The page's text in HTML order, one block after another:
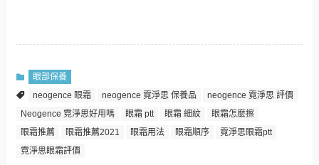
眼部保養
neogence 眼霜
neogence 霓淨思 保養品
neogence 霓淨思 評價
Neogence 霓淨思好用嗎
眼霜 ptt 眼霜 細紋
眼霜怎麼擦
眼霜推薦
眼霜推薦2021 眼霜用法 眼霜順序
霓淨思眼霜ptt
霓淨思眼霜評價